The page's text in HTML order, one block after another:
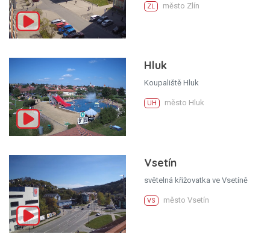
ZL město Zlín
Hluk
Koupaliště Hluk
UH město Hluk
Vsetín
světelná křižovatka ve Vsetíně
VS město Vsetín